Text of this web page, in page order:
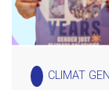
CLIMAT